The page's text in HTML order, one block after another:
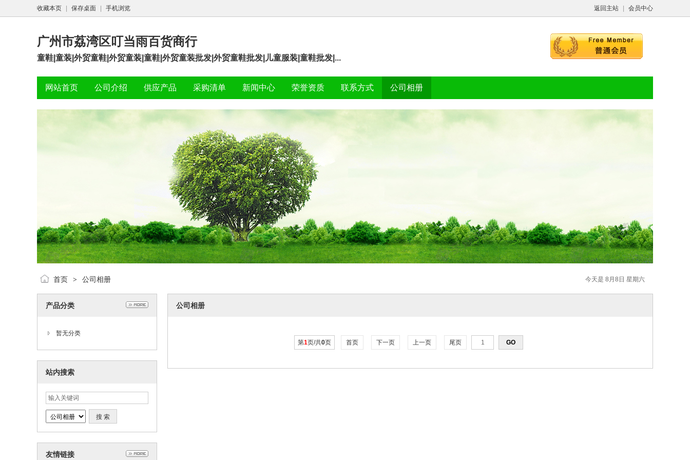
返回主站 会员中心
收藏本页 保存桌面 手机浏览
广州市荔湾区叮当雨百货商行
童鞋|童装|外贸童鞋|外贸童装|童鞋|外贸童装批发|外贸童鞋批发|儿童服装|童鞋批发|...
网站首页 公司介绍 供应产品 采购清单 新闻中心 荣誉资质 联系方式 公司相册
今天是 8月8日 星期六
首页 > 公司相册
产品分类
暂无分类
站内搜索
友情链接
公司相册
第1页/共0页 首页 下一页 上一页 尾页